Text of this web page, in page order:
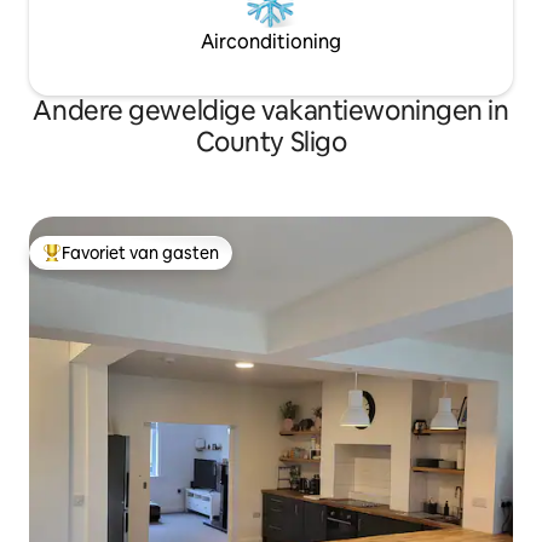
Airconditioning
Andere geweldige vakantiewoningen in
County Sligo
Topfavoriet van gasten
Favoriet van gasten